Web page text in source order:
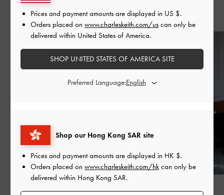
近期發表
Shop our Hong Kong SAR site
Prices and payment amounts are displayed in HK $.
Orders placed on www.charleskeith.com/hk can only be
delivered within Hong Kong SAR.
Prices and payment amounts are displayed in US $.
Orders placed on www.charleskeith.com/us can only be
delivered within United States of America.
SHOP UNITED STATES OF AMERICA SITE
Preferred Language: